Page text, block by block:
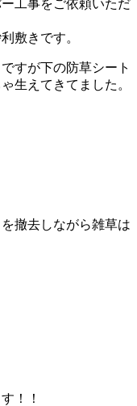
工事をご依頼いただ
敷きです。
すが下の防草シート
生えてきてました。
撤去しながら雑草は
！！